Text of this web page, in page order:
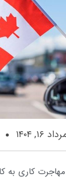
به